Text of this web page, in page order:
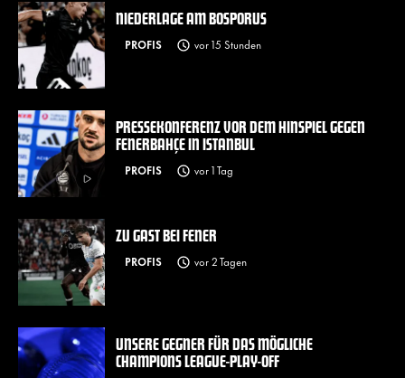
NIEDERLAGE AM BOSPORUS
PROFIS vor 15 Stunden
PRESSEKONFERENZ VOR DEM HINSPIEL GEGEN
FENERBAHÇE IN ISTANBUL
PROFIS vor 1 Tag
ZU GAST BEI FENER
PROFIS vor 2 Tagen
UNSERE GEGNER FÜR DAS MÖGLICHE
CHAMPIONS LEAGUE-PLAY-OFF